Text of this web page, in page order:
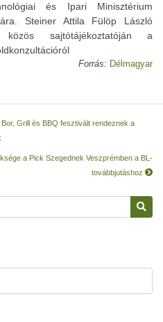
és Ipari Minisztérium
Steiner Attila Fülöp László
közös sajtótájékoztatóján a
Forrás: Délmagyar
Grill és BBQ fesztivált rendeznek a
a Pick Szegednek Veszprémben a BL-
továbbjutáshoz